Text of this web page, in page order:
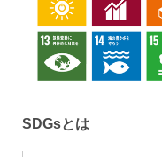
SDGsとは